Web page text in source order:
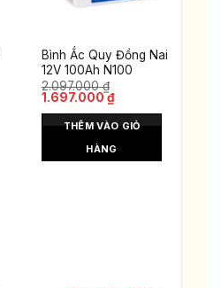
Bình Ắc Quy Đồng Nai
12V 100Ah N100
2.097.000₫
Giá
2.097.000 ₫.
1.697.000₫Giá
hiện
tại
là:
1.697.000 ₫.
THÊM VÀO GIỎ
HÀNG